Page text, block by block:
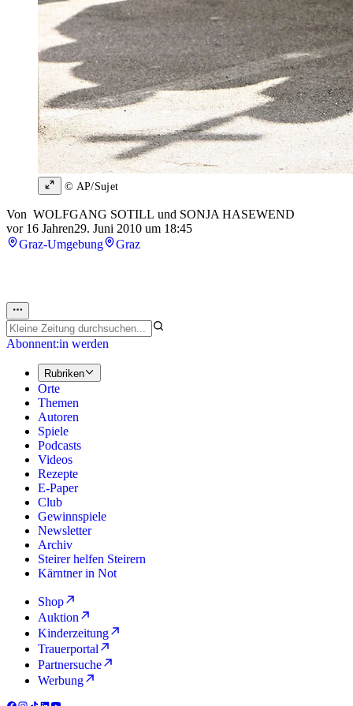
© AP/Sujet
Von WOLFGANG SOTILL und SONJA HASEWEND
vor 16 Jahren29. Juni 2010 um 18:45
Graz-Umgebung
Graz
Abonnent:in werden
Rubriken
Orte
Themen
Autoren
Spiele
Podcasts
Videos
Rezepte
E-Paper
Club
Gewinnspiele
Newsletter
Archiv
Steirer helfen Steirern
Kärntner in Not
Shop
Auktion
Kinderzeitung
Trauerportal
Partnersuche
Werbung